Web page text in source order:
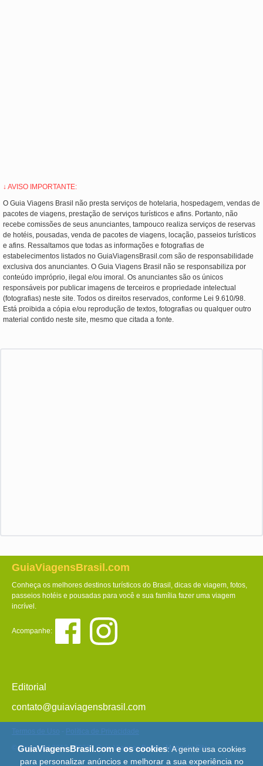
↓ AVISO IMPORTANTE:
O Guia Viagens Brasil não presta serviços de hotelaria, hospedagem, vendas de
pacotes de viagens, prestação de serviços turísticos e afins. Portanto, não
recebe comissões de seus anunciantes, tampouco realiza serviços de reservas
de hotéis, pousadas, venda de pacotes de viagens, locação, passeios turísticos
e afins. Ressaltamos que todas as informações e fotografias de
estabelecimentos listados no GuiaViagensBrasil.com são de responsabilidade
exclusiva dos anunciantes. O Guia Viagens Brasil não se responsabiliza por
conteúdo impróprio, ilegal e/ou imoral. Os anunciantes são os únicos
responsáveis por publicar imagens de terceiros e propriedade intelectual
(fotografias) neste site. Todos os direitos reservados, conforme Lei 9.610/98.
Está proibida a cópia e/ou reprodução de textos, fotografias ou qualquer outro
material contido neste site, mesmo que citada a fonte.
GuiaViagensBrasil.com
Conheça os melhores destinos turísticos do Brasil, dicas de viagem, fotos,
passeios hotéis e pousadas para você e sua família fazer uma viagem
incrível.
Acompanhe:
Editorial
contato@guiaviagensbrasil.com
Termos de Uso
Política de Privacidade
© Copyright 2013 - 2026 - Guia Viagens Brasil -Mapa do Site
GuiaViagensBrasil.com e os cookies: A gente usa cookies
para personalizar anúncios e melhorar a sua experiência no